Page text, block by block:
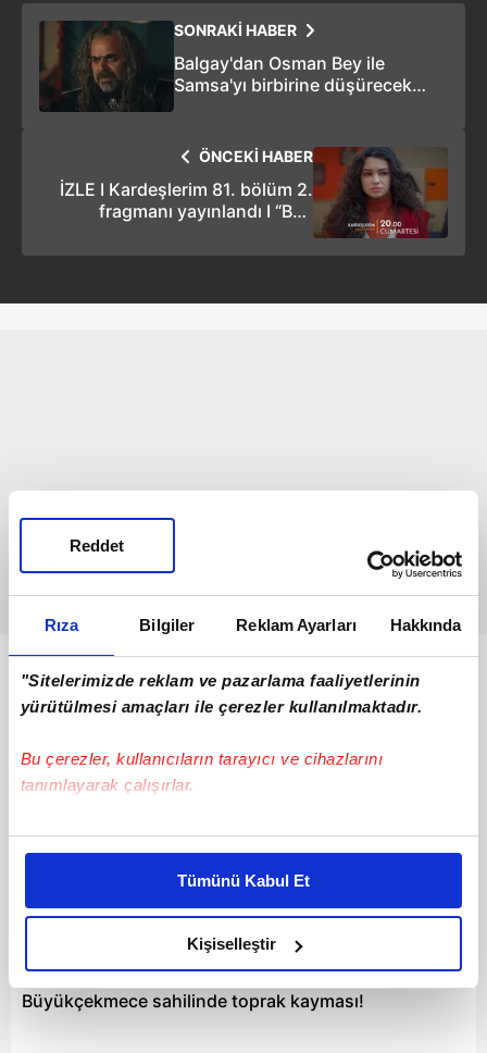
Rıza Bilgiler Reklam Ayarları Hakkında
"Sitelerimizde reklam ve pazarlama faaliyetlerinin
yürütülmesi amaçları ile çerezler kullanılmaktadır.
Bu çerezler, kullanıcıların tarayıcı ve cihazlarını
tanımlayarak çalışırlar.
Bu çerezlere izin vermeniz halinde sizlere özel
daha iyi reklam deneyimi yaşatabiliriz. Bunu yaparken
amacımızın size daha iyi bir reklam deneyimi sunmak
olduğunu ve sizlere en iyi içerikleri sunabilmek adına
elimizden gelen çabayı gösterdiğimizi ve bu noktada,
reklamların maliyetlerimizi karşılamak noktasında tek gelir
Tümünü Kabul Et
Kişiselleştir
Reddet
SONRAKİ HABER
Balgay'dan Osman Bey ile
Samsa'yı birbirine düşürecek
ÖNCEKİ HABER
İZLE I Kardeşlerim 81. bölüm 2.
fragmanı yayınlandı I “Ben
çıkamıyorum”
Bunlar da Var
Büyükçekmece sahilinde toprak kayması!